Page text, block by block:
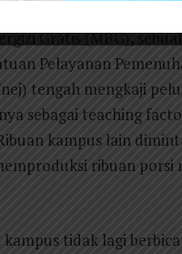
Gratis (MBG),
Pelayanan
tengah mengkaji
sebagai teaching
kampus lain
ribuan porsi
tidak lagi